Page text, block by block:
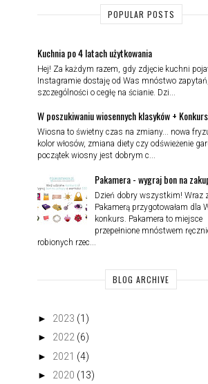
POPULAR POSTS
Kuchnia po 4 latach użytkowania
Hej! Za każdym razem, gdy zdjęcie kuchni
Instagramie dostaję od Was mnóstwo
szczególności o cegłę na ścianie. Dzi...
W poszukiwaniu wiosennych klasyków +
Wiosna to świetny czas na zmiany... nowa
kolor włosów, zmiana diety czy odświeżenie
początek wiosny jest dobrym c...
Pakamera - wygraj bon na
Dzień dobry wszystkim! Wraz
Pakamerą przygotowałam dla
konkurs. Pakamera to miejsce
przepełnione mnóstwem
robionych rzec...
BLOG ARCHIVE
► 2023 (1)
► 2022 (6)
► 2021 (4)
► 2020 (13)